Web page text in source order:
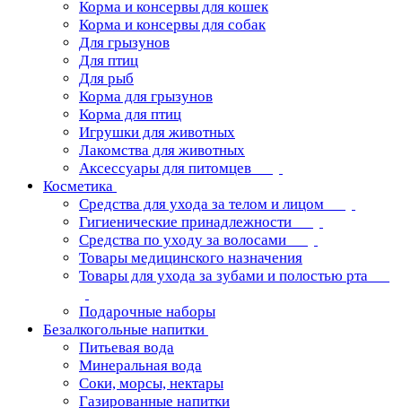
Корма и консервы для кошек
Корма и консервы для собак
Для грызунов
Для птиц
Для рыб
Корма для грызунов
Корма для птиц
Игрушки для животных
Лакомства для животных
Аксессуары для питомцев
Косметика
Средства для ухода за телом и лицом
Гигиенические принадлежности
Средства по уходу за волосами
Товары медицинского назначения
Товары для ухода за зубами и полостью рта
Подарочные наборы
Безалкогольные напитки
Питьевая вода
Минеральная вода
Соки, морсы, нектары
Газированные напитки